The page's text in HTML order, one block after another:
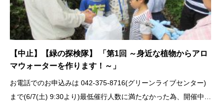
【中止】【緑の探検隊】 「第1回 ～身近な植物からアロ
マウォーターを作ります！～」
お電話でのお申込みは 042-375-8716(グリーンライブセンター)
まで(6/7(土) 9:30より)最低催行人数に満たなかった為、開催中止